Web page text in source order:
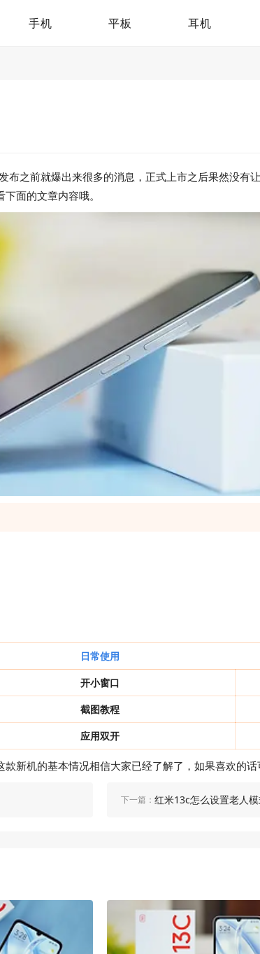
手机 平板 耳机
之前就爆出来很多的消息，正式上市之后果然没有
面的文章内容哦。
日常使用
开小窗口
截图教程
应用双开
新机的基本情况相信大家已经了解了，如果喜欢的话
下一篇： 红米13c怎么设置老人模